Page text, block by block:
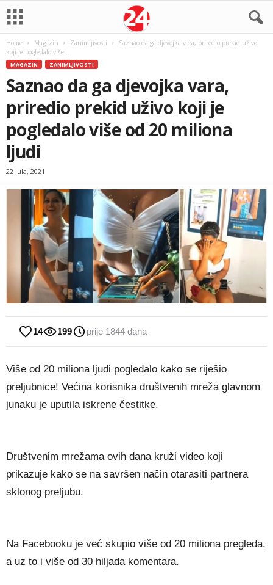
Home Magazin Zanimljivosti
Saznao da ga djevojka vara, priredio prekid uživo
koji je pogledalo više...
MAGAZIN ZANIMLJIVOSTI
Saznao da ga djevojka vara,
priredio prekid uživo koji je
pogledalo više od 20 miliona
ljudi
22 Jula, 2021
14 199 prije 1844 dana
Više od 20 miliona ljudi pogledalo kako se riješio
preljubnice! Većina korisnika društvenih mreža glavnom
junaku je uputila iskrene čestitke.
Društvenim mrežama ovih dana kruži video koji
prikazuje kako se na savršen način otarasiti partnera
sklonog preljubu.
Na Facebooku je već skupio više od 20 miliona pregleda,
a uz to i više od 30 hiljada komentara.